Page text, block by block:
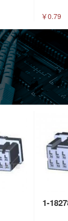
￥0.79
1-